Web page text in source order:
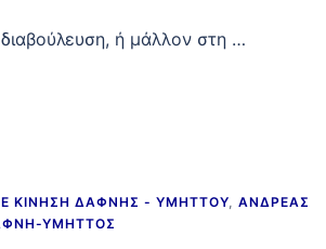
ή μάλλον στη …
ΚΊΝΗΣΗ ΔΆΦΝΗΣ - ΥΜΗΤΤΟΎ, ΑΝΔΡΈΑΣ
ΥΜΗΤΤΌΣ